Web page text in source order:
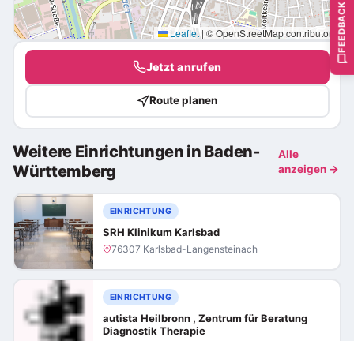
Leaflet | © OpenStreetMap contributors
Jetzt anrufen
Route planen
Weitere Einrichtungen in Baden-
Württemberg
Alle
anzeigen →
EINRICHTUNG
SRH Klinikum Karlsbad
76307 Karlsbad-Langensteinach
EINRICHTUNG
autista Heilbronn , Zentrum für Beratung
Diagnostik Therapie
FEEDBACK